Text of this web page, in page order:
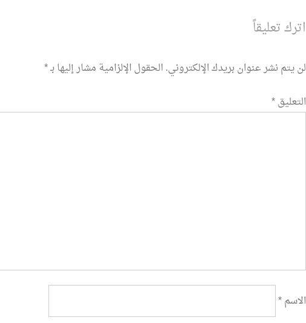
اترك تعليقاً
لن يتم نشر عنوان بريدك الإلكتروني. الحقول الإلزامية مشار إليها بـ*
التعليق*
الاسم*